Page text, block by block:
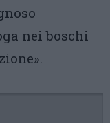
nei boschi